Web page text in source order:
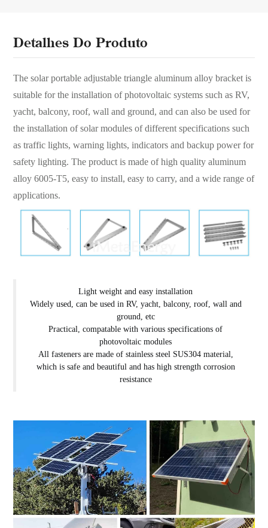
Detalhes Do Produto
The solar portable adjustable trianglealuminum alloy bracket is
suitable for theinstallation of photovoltaic systems suchas RV,
yacht, balcony, roof, wall and ground, and can also be used for
theinstallation of solar modules of differentspecifications such
as traffic lights,warning lights, indicators and backuppower for
safety lighting. The product ismade of high quality aluminum
alloy6005-T5, easy to install, easy to carry, anda wide range of
applications.
Light weight and easy installation
Widely used, can be used in RV, yacht, balcony, roof, wall and
ground, etc
Practical, compatable with various specifications of
photovoltaic modules
All fasteners are made of stainless steel SUS304 material,
which is safe and beautiful and has high strength corrosion
resistance